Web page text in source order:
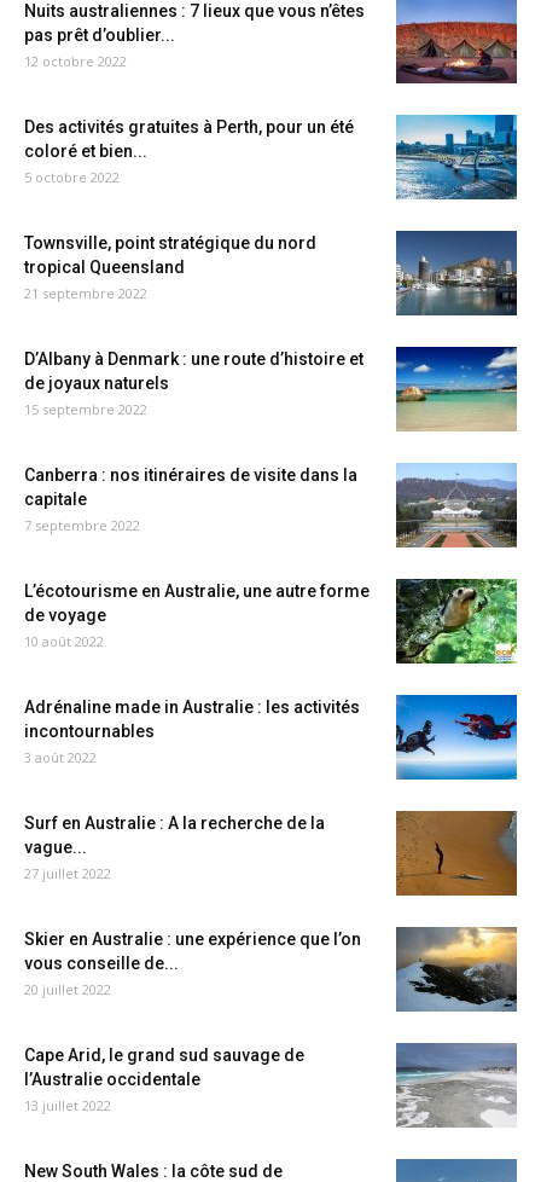
Nuits australiennes : 7 lieux que vous n’êtes
pas prêt d’oublier...
12 octobre 2022
Des activités gratuites à Perth, pour un été
coloré et bien...
5 octobre 2022
Townsville, point stratégique du nord
tropical Queensland
21 septembre 2022
D’Albany à Denmark : une route d’histoire et
de joyaux naturels
15 septembre 2022
Canberra : nos itinéraires de visite dans la
capitale
7 septembre 2022
L’écotourisme en Australie, une autre forme
de voyage
10 août 2022
Adrénaline made in Australie : les activités
incontournables
3 août 2022
Surf en Australie : A la recherche de la
vague...
27 juillet 2022
Skier en Australie : une expérience que l’on
vous conseille de...
20 juillet 2022
Cape Arid, le grand sud sauvage de
l’Australie occidentale
13 juillet 2022
New South Wales : la côte sud de